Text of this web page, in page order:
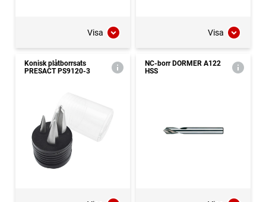
Visa Visa
Konisk plåtborrsats
PRESACT PS9120-3
NC-borr DORMER A122
HSS